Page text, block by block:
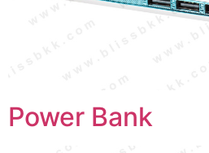
Power Bank